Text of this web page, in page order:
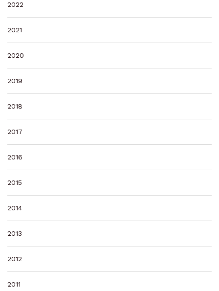
2022
2021
2020
2019
2018
2017
2016
2015
2014
2013
2012
2011